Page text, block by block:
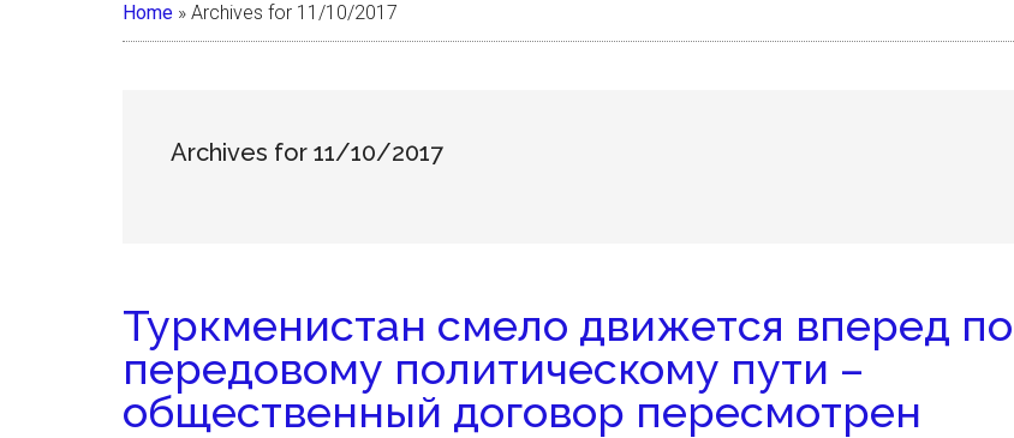
Home » Archives for 11/10/2017
Archives for 11/10/2017
Туркменистан смело движется вперед по
передовому политическому пути –
общественный договор пересмотрен